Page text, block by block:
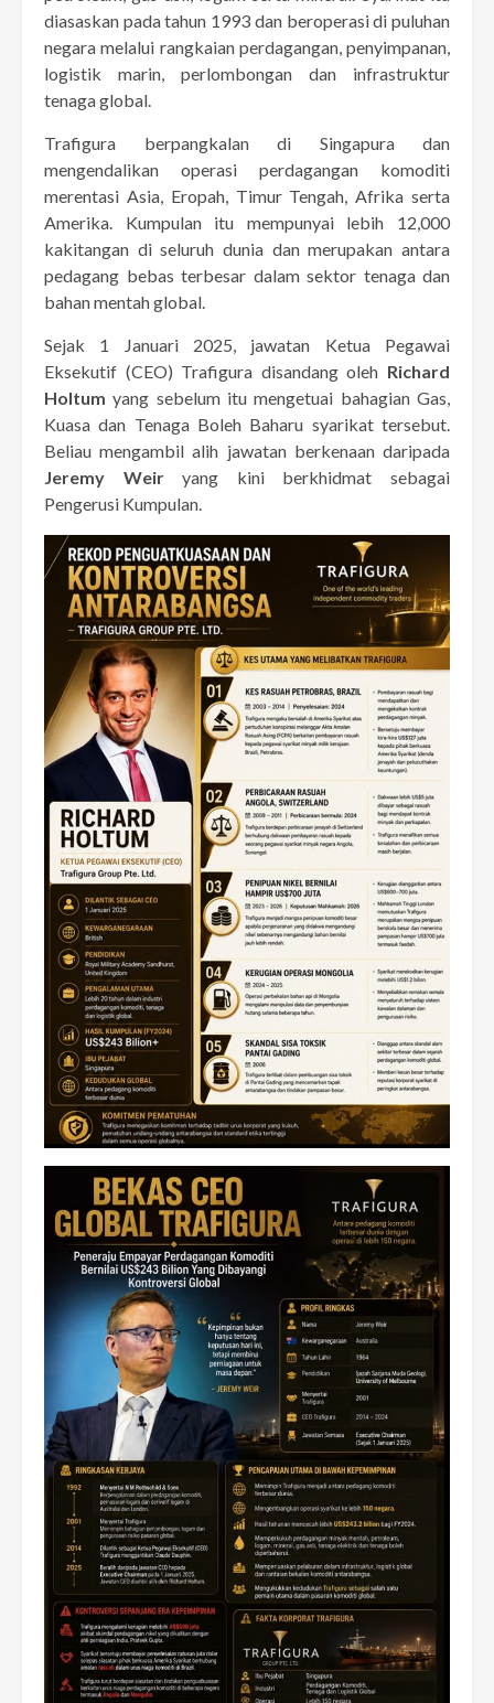
diasaskan pada tahun 1993 dan beroperasi di puluhan
negara melalui rangkaian perdagangan, penyimpanan,
logistik marin, perlombongan dan infrastruktur
tenaga global.
Trafigura berpangkalan di Singapura dan
mengendalikan operasi perdagangan komoditi
merentasi Asia, Eropah, Timur Tengah, Afrika serta
Amerika. Kumpulan itu mempunyai lebih 12,000
kakitangan di seluruh dunia dan merupakan antara
pedagang bebas terbesar dalam sektor tenaga dan
bahan mentah global.
Sejak 1 Januari 2025, jawatan Ketua Pegawai
Eksekutif (CEO) Trafigura disandang oleh Richard
Holtum yang sebelum itu mengetuai bahagian Gas,
Kuasa dan Tenaga Boleh Baharu syarikat tersebut.
Beliau mengambil alih jawatan berkenaan daripada
Jeremy Weiryang kini berkhidmat sebagai
Pengerusi Kumpulan.